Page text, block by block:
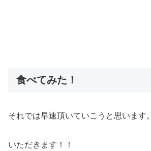
食べてみた！
それでは早速頂いていこうと思います。
いただきます！！